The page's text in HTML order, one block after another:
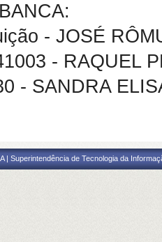
- JOSÉ
- RAQUEL
- SANDRA
| Superintendência de Tecnologia da